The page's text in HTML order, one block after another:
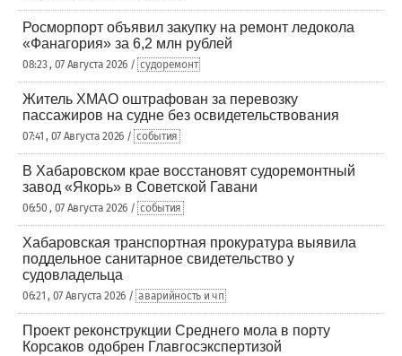
Росморпорт объявил закупку на ремонт ледокола
«Фанагория» за 6,2 млн рублей
08:23 , 07 Августа 2026 / судоремонт
Житель ХМАО оштрафован за перевозку
пассажиров на судне без освидетельствования
07:41 , 07 Августа 2026 / события
В Хабаровском крае восстановят судоремонтный
завод «Якорь» в Советской Гавани
06:50 , 07 Августа 2026 / события
Хабаровская транспортная прокуратура выявила
поддельное санитарное свидетельство у
судовладельца
06:21 , 07 Августа 2026 / аварийность и чп
Проект реконструкции Среднего мола в порту
Корсаков одобрен Главгосэкспертизой